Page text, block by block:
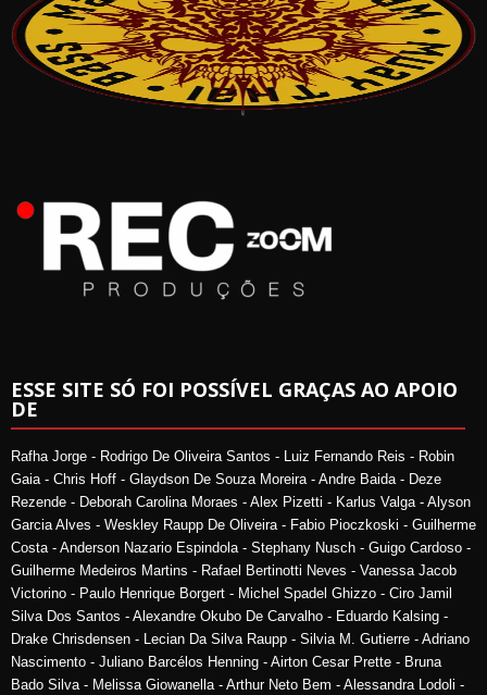
ESSE SITE SÓ FOI POSSÍVEL GRAÇAS AO APOIO
DE
Rafha Jorge - Rodrigo De Oliveira Santos - Luiz Fernando Reis - Robin
Gaia - Chris Hoff - Glaydson De Souza Moreira - Andre Baida - Deze
Rezende - Deborah Carolina Moraes - Alex Pizetti - Karlus Valga - Alyson
Garcia Alves - Weskley Raupp De Oliveira - Fabio Pioczkoski - Guilherme
Costa - Anderson Nazario Espindola - Stephany Nusch - Guigo Cardoso -
Guilherme Medeiros Martins - Rafael Bertinotti Neves - Vanessa Jacob
Victorino - Paulo Henrique Borgert - Michel Spadel Ghizzo - Ciro Jamil
Silva Dos Santos - Alexandre Okubo De Carvalho - Eduardo Kalsing -
Drake Chrisdensen - Lecian Da Silva Raupp - Silvia M. Gutierre - Adriano
Nascimento - Juliano Barcélos Henning - Airton Cesar Prette - Bruna
Bado Silva - Melissa Giowanella - Arthur Neto Bem - Alessandra Lodoli -